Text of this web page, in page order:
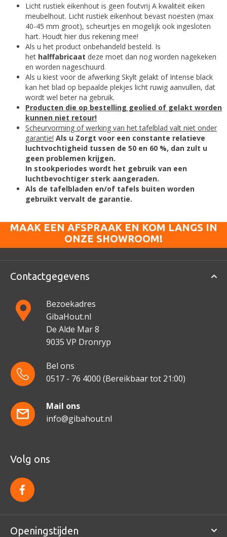
Licht rustiek eikenhout is geen foutvrij A kwaliteit eiken
meubelhout. Licht rustiek eikenhout bevast noesten (max
40-45 mm groot), scheurtjes en mogelijk ook ingesloten
hart. Houdt hier dus rekening mee!
Als u het product onbehandeld besteld. Is
het halffabricaat deze moet dan nog worden nagekeken
en worden nageschuurd.
Als u kiest voor de afwerking Skylt gelakt of Intense black
kan het blad op bepaalde plekjes licht ruwig aanvullen, dat
wordt wel beter na gebruik.
Producten die op bestelling geolied of gelakt worden
kunnen niet retour!
Scheurvorming of werking van het tafelblad valt niet onder
garantie! Als u Zorgt voor een constante relatieve
luchtvochtigheid tussen de 50 en 60 %, dan zult u
geen problemen krijgen.
In stookperiodes wordt het gebruik van een
luchtbevochtiger sterk aangeraden.
Als de tafelbladen en/of tafels buiten worden
gebruikt vervalt de garantie.
MAAK EEN AFSPRAAK EN KOM LANGS IN
ONZE SHOWROOM!
Contactgegevens
Bezoekadres
GibaHout.nl
De Alde Mar 8
9035 VP Dronryp
Bel ons
0517 - 76 4000 (Bereikbaar tot 21:00)
Mail ons
info@gibahout.nl
Volg ons
f
a
c
e
o
Openingstijden